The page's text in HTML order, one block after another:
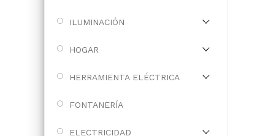
ILUMINACIÓN
HOGAR
HERRAMIENTA ELÉCTRICA
FONTANERÍA
ELECTRICIDAD